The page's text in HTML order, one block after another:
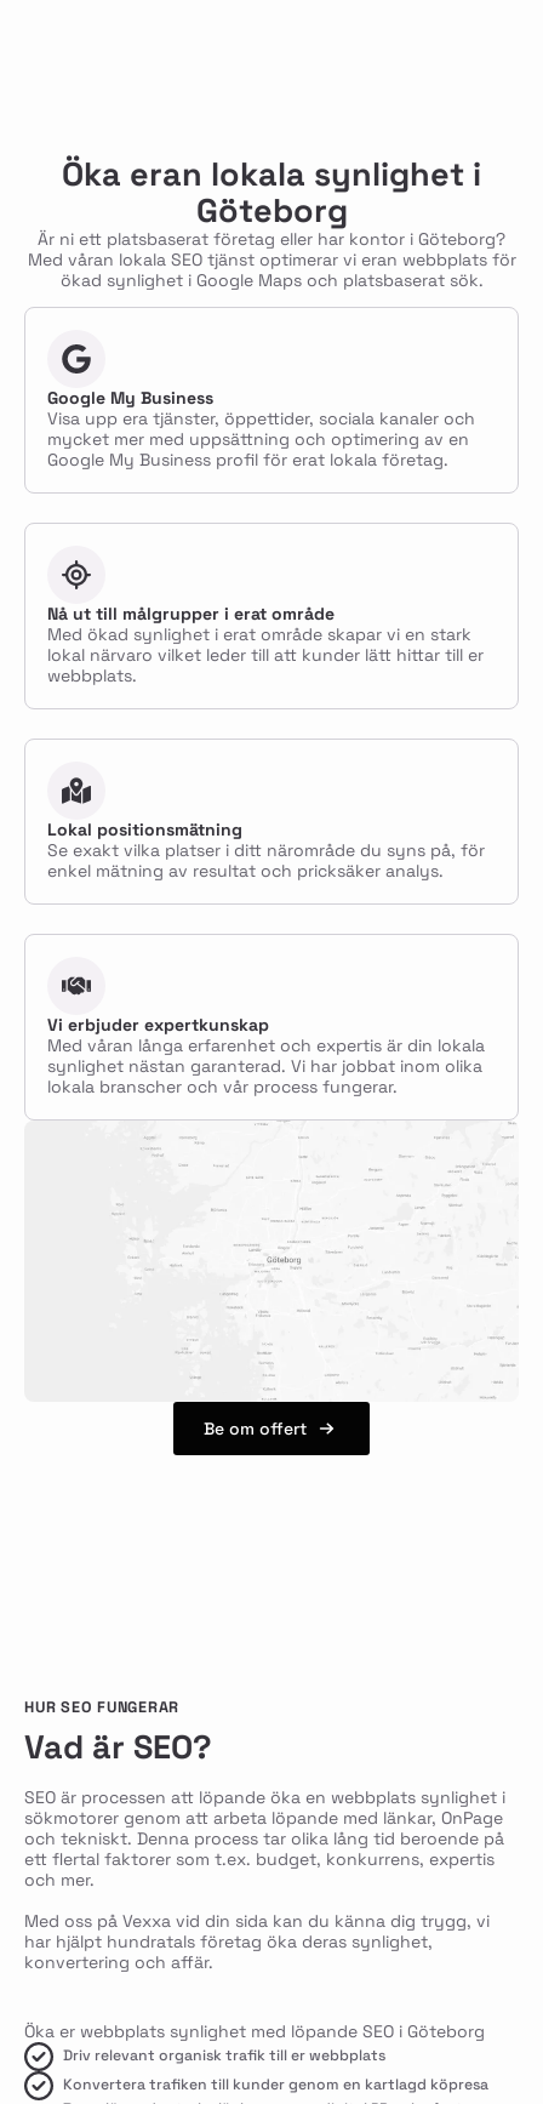
Öka eran lokala synlighet i
Göteborg
Är ni ett platsbaserat företag eller har kontor i Göteborg?
Med våran lokala SEO tjänst optimerar vi eran webbplats för
ökad synlighet i Google Maps och platsbaserat sök.
Google My Business
Visa upp era tjänster, öppettider, sociala kanaler och
mycket mer med uppsättning och optimering av en
Google My Business profil för erat lokala företag.
Nå ut till målgrupper i erat område
Med ökad synlighet i erat område skapar vi en stark
lokal närvaro vilket leder till att kunder lätt hittar till er
webbplats.
Lokal positionsmätning
Se exakt vilka platser i ditt närområde du syns på, för
enkel mätning av resultat och pricksäker analys.
Vi erbjuder expertkunskap
Med våran långa erfarenhet och expertis är din lokala
synlighet nästan garanterad. Vi har jobbat inom olika
lokala branscher och vår process fungerar.
Be om offert
HUR SEO FUNGERAR
Vad är SEO?
SEO är processen att löpande öka en webbplats synlighet i
sökmotorer genom att arbeta löpande med länkar, OnPage
och tekniskt. Denna process tar olika lång tid beroende på
ett flertal faktorer som t.ex. budget, konkurrens, expertis
och mer.
Med oss på Vexxa vid din sida kan du känna dig trygg, vi
har hjälpt hundratals företag öka deras synlighet,
konvertering och affär.
Öka er webbplats synlighet med löpande SEO i Göteborg
Driv relevant organisk trafik till er webbplats
Konvertera trafiken till kunder genom en kartlagd köpresa